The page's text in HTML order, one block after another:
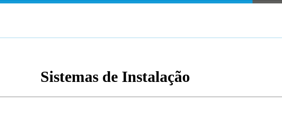
Sistemas de Instalação